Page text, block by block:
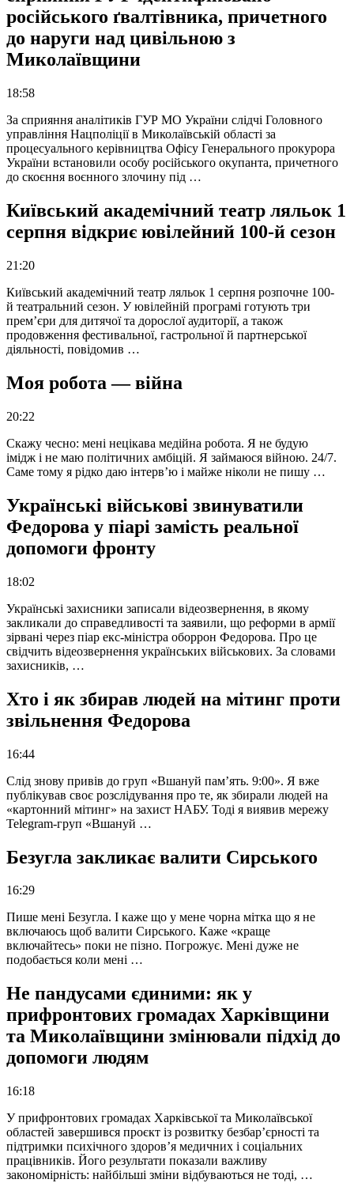
російського ґвалтівника, причетного
до наруги над цивільною з
Миколаївщини
18:58
За сприяння аналітиків ГУР МО України слідчі Головного
управління Нацполіції в Миколаївській області за
процесуального керівництва Офісу Генерального прокурора
України встановили особу російського окупанта, причетного
до скоєння воєнного злочину під …
Київський академічний театр ляльок 1
серпня відкриє ювілейний 100-й сезон
21:20
Київський академічний театр ляльок 1 серпня розпочне 100-
й театральний сезон. У ювілейній програмі готують три
прем’єри для дитячої та дорослої аудиторії, а також
продовження фестивальної, гастрольної й партнерської
діяльності, повідомив …
Моя робота — війна
20:22
Скажу чесно: мені нецікава медійна робота. Я не будую
імідж і не маю політичних амбіцій. Я займаюся війною. 24/7.
Саме тому я рідко даю інтерв’ю і майже ніколи не пишу …
Українські військові звинуватили
Федорова у піарі замість реальної
допомоги фронту
18:02
Українські захисники записали відеозвернення, в якому
закликали до справедливості та заявили, що реформи в армії
зірвані через піар екс-міністра оборрон Федорова. Про це
свідчить відеозвернення українських військових. За словами
захисників, …
Хто і як збирав людей на мітинг проти
звільнення Федорова
16:44
Слід знову привів до груп «Вшануй пам’ять. 9:00». Я вже
публікував своє розслідування про те, як збирали людей на
«картонний мітинг» на захист НАБУ. Тоді я виявив мережу
Telegram-груп «Вшануй …
Безугла закликає валити Сирського
16:29
Пише мені Безугла. І каже що у мене чорна мітка що я не
включаюсь щоб валити Сирського. Каже «краще
включайтесь» поки не пізно. Погрожує. Мені дуже не
подобається коли мені …
Не пандусами єдиними: як у
прифронтових громадах Харківщини
та Миколаївщини змінювали підхід до
допомоги людям
16:18
У прифронтових громадах Харківської та Миколаївської
областей завершився проєкт із розвитку безбар’єрності та
підтримки психічного здоров’я медичних і соціальних
працівників. Його результати показали важливу
закономірність: найбільші зміни відбуваються не тоді, …